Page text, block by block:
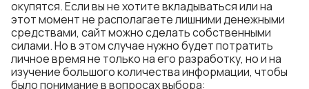
окупятся. Если вы не хотите вкладываться или на
этот момент не располагаете лишними денежными
средствами, сайт можно сделать собственными
силами. Но в этом случае нужно будет потратить
личное время не только на его разработку, но и на
изучение большого количества информации, чтобы
было понимание в вопросах выбора: